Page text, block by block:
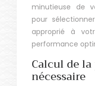
minutieuse de
pour
approprié à
performance
Calcul de
nécessaire